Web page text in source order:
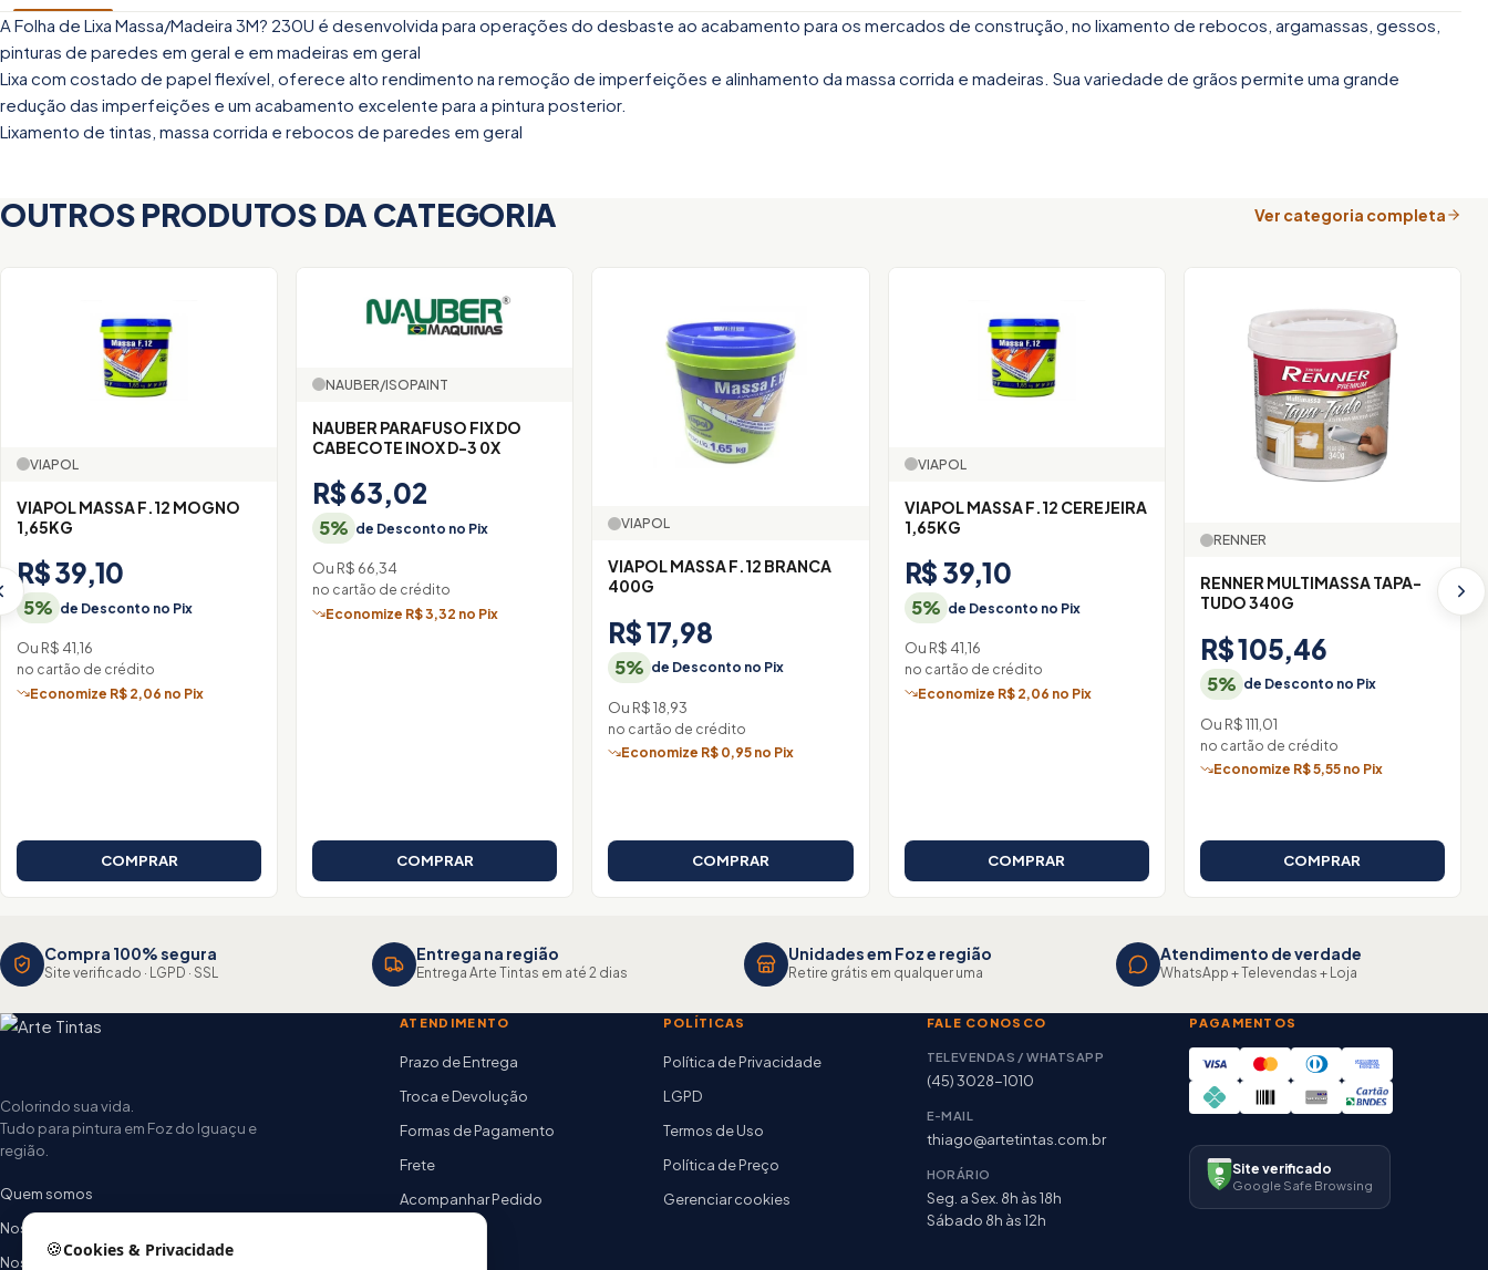
A Folha de Lixa Massa/Madeira 3M? 230U é desenvolvida para operações do desbaste ao acabamento para os mercados de construção, no lixamento de rebocos, argamassas, gessos,
pinturas de paredes em geral e em madeiras em geral
Lixa com costado de papel flexível, oferece alto rendimento na remoção de imperfeições e alinhamento da massa corrida e madeiras. Sua variedade de grãos permite uma grande
redução das imperfeições e um acabamento excelente para a pintura posterior.
Lixamento de tintas, massa corrida e rebocos de paredes em geral
OUTROS PRODUTOS DA CATEGORIA Ver categoria completa
VIAPOL
VIAPOL MASSA F.12 MOGNO
1,65KG
R$ 39,10
5% de Desconto no Pix
Ou R$ 41,16
no cartão de crédito
Economize R$ 2,06 no Pix
COMPRAR
NAUBER/ISOPAINT
NAUBER PARAFUSO FIX DO
CABECOTE INOX D-3 0X
R$ 63,02
5% de Desconto no Pix
Ou R$ 66,34
no cartão de crédito
Economize R$ 3,32 no Pix
COMPRAR
VIAPOL
VIAPOL MASSA F.12 BRANCA
400G
R$ 17,98
5% de Desconto no Pix
Ou R$ 18,93
no cartão de crédito
Economize R$ 0,95 no Pix
COMPRAR
VIAPOL
VIAPOL MASSA F.12 CEREJEIRA
1,65KG
R$ 39,10
5% de Desconto no Pix
Ou R$ 41,16
no cartão de crédito
Economize R$ 2,06 no Pix
COMPRAR
RENNER
RENNER MULTIMASSA TAPA-
TUDO 340G
R$ 105,46
5% de Desconto no Pix
Ou R$ 111,01
no cartão de crédito
Economize R$ 5,55 no Pix
COMPRAR
Compra 100% segura
Site verificado · LGPD · SSL
Entrega na região
Entrega Arte Tintas em até 2 dias
Unidades em Foz e região
Retire grátis em qualquer uma
Atendimento de verdade
WhatsApp + Televendas + Loja
Colorindo sua vida.
Tudo para pintura em Foz do Iguaçu e
região.
Quem somos
Nossas lojas
Nossa equipe
ATENDIMENTO
Prazo de Entrega
Troca e Devolução
Formas de Pagamento
Frete
Acompanhar Pedido
POLÍTICAS
Política de Privacidade
LGPD
Termos de Uso
Política de Preço
Gerenciar cookies
FALE CONOSCO
TELEVENDAS / WHATSAPP
(45) 3028-1010
E-MAIL
thiago@artetintas.com.br
HORÁRIO
Seg. a Sex. 8h às 18h
Sábado 8h às 12h
PAGAMENTOS
Site verificado
Google Safe Browsing
🍪Cookies & Privacidade